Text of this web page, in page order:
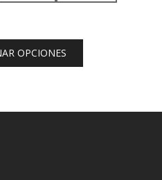
$6,136.40
OPCIONES